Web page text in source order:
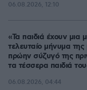
06.08.2026, 12:10
«Τα παιδιά έχουν μια
τελευταίο μήνυμα
πρώην σύζυγό της
τα τέσσερα παιδιά
06.08.2026, 04:44